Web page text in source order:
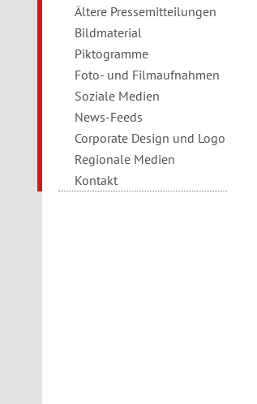
Ältere Pressemitteilungen
Bildmaterial
Piktogramme
Foto- und Filmaufnahmen
Soziale Medien
News-Feeds
Corporate Design und Logo
Regionale Medien
Kontakt